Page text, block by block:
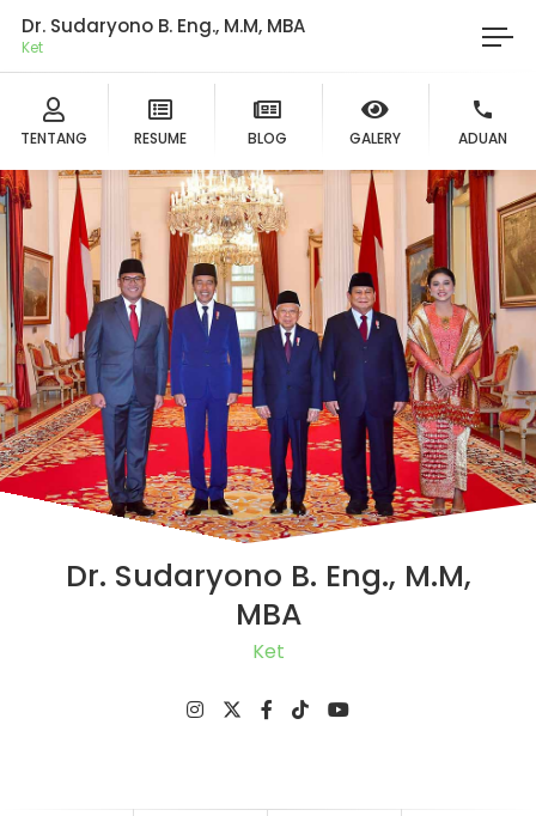
Dr. Sudaryono B. Eng., M.M, MBA
Ketua
TENTANG RESUME BLOG GALERY ADUAN
Dr. Sudaryono B. Eng., M.M,
MBA
Ketua